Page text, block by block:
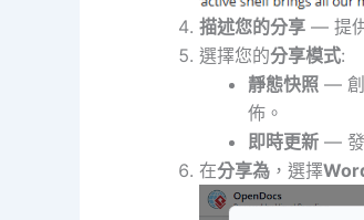
描述您的分享 — 提
選擇您的分享模式:
靜態快照 — 創
佈。
即時更新 — 發
在分享為 ，選擇